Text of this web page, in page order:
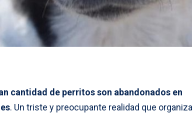
cantidad de perritos son abandonados en
. Un triste y preocupante realidad que